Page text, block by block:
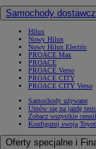
Samochody
Hilux
Nowy Hilux
Nowy Hilux Electric
PROACE Max
PROACE
PROACE Verso
PROACE CITY
PROACE CITY Verso
Samochody używane
Umów się na jazdę
Zobacz wszystkie
Konfiguruj swoją
Oferty specjalne i